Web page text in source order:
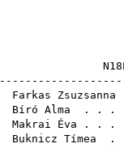
Farkas Zsuzsanna
Bíró Alma . . .
Makrai Éva . . .
Buknicz Tímea .